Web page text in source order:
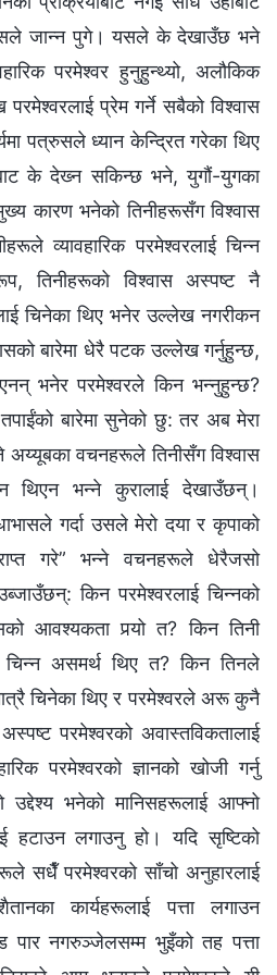
जान्‍न पुगे। यसले के देखाउँछ भने
परमेश्‍वर हुनुहुन्थ्यो, अलौकिक
प्रेम गर्ने सबैको विश्‍वास
पत्रुसले ध्यान केन्द्रित गरेका थिए
के देख्‍न सकिन्छ भने, युगौं-युगका
कारण भनेको तिनीहरूसँग विश्‍वास
व्यावहारिक परमेश्‍वरलाई चिन्‍न
तिनीहरूको विश्‍वास अस्पष्ट नै
चिनेका थिए भनेर उल्‍लेख नगरीकन
बारेमा धेरै पटक उल्‍लेख गर्नुहुन्छ,
भनेर परमेश्‍वरले किन भन्‍नुहुन्छ?
तपाईंको बारेमा सुनेको छु: तर अब मेरा
वचनहरूले तिनीसँग विश्‍वास
थिएन भन्‍ने कुरालाई देखाउँछन्।
गर्दा उसले मेरो दया र कृपाको
गरे” भन्‍ने वचनहरूले धेरैजसो
किन परमेश्‍वरलाई चिन्‍नको
आवश्यकता पर्‍यो त? किन तिनी
चिन्‍न असमर्थ थिए त? किन तिनले
चिनेका थिए र परमेश्‍वरले अरू कुनै
परमेश्‍वरको अवास्तविकतालाई
परमेश्‍वरको ज्ञानको खोजी गर्नु
भनेको मानिसहरूलाई आफ्‍नो
हटाउन लगाउनु हो। यदि सृष्टिको
सधैँ परमेश्‍वरको साँचो अनुहारलाई
कार्यहरूलाई पत्ता लगाउन
पार नगरुञ्‍जेलसम्‍म भुइँको तह पत्ता